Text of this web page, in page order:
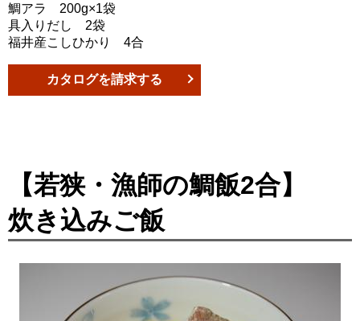
鯛アラ 200g×1袋
具入りだし 2袋
福井産こしひかり 4合
カタログを請求する
【若狭・漁師の鯛飯2合】
炊き込みご飯